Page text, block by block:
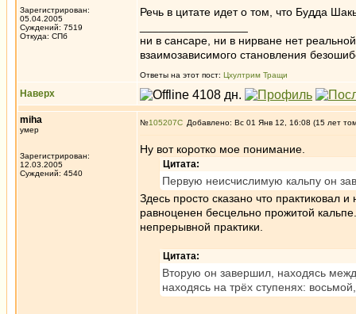
Зарегистрирован:
05.04.2005
Суждений: 7519
Откуда: СПб
Речь в цитате идет о том, что Будда
ни в сансаре, ни в нирване нет
взаимозависимого становления
Ответы на этот пост: Цхултрим Тращи
Наверх
miha
умер
Зарегистрирован:
12.03.2005
Суждений: 4540
№105207 Добавлено: Вс 01 Янв 12, 16:08 (15 лет
Ну вот коротко мое понимание.
Цитата:
Первую неисчислимую кальпу он
Здесь просто сказано что практиковал
равноценен бесцельно прожитой
непрерывной практики.
Цитата:
Вторую он завершил, находясь
находясь на трёх ступенях: